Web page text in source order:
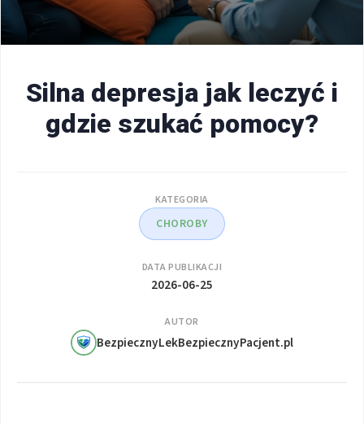
Silna depresja jak leczyć i
gdzie szukać pomocy?
KATEGORIA
CHOROBY
DATA PUBLIKACJI
2026-06-25
AUTOR
BezpiecznyLekBezpiecznyPacjent.pl